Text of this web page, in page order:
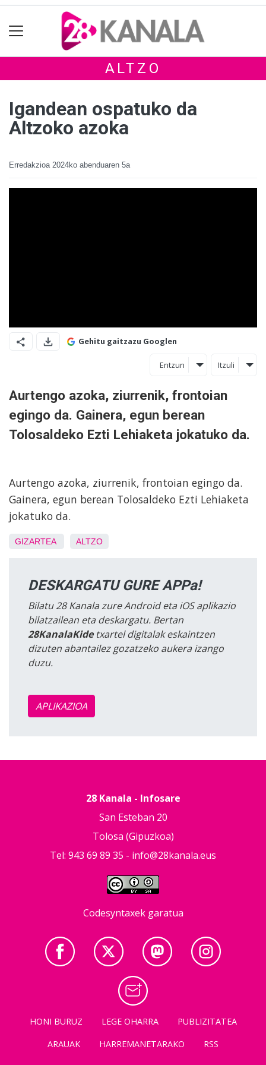
ALTZO
Igandean ospatuko da
Altzoko azoka
Erredakzioa 2024ko abenduaren 5a
Gehitu gaitzazu Googlen
Entzun Itzuli
Aurtengo azoka, ziurrenik, frontoian
egingo da. Gainera, egun berean
Tolosaldeko Ezti Lehiaketa jokatuko da.
Aurtengo azoka, ziurrenik, frontoian egingo da.
Gainera, egun berean Tolosaldeko Ezti Lehiaketa
jokatuko da.
GIZARTEA ALTZO
DESKARGATU GURE APPa!
Bilatu 28 Kanala zure Android eta iOS aplikazio
bilatzailean eta deskargatu. Bertan
28KanalaKidetxartel digitalak eskaintzen
dizuten abantailez gozatzeko aukera izango
duzu.
APLIKAZIOA
28 Kanala - Infosare
San Esteban 20
Tolosa (Gipuzkoa)
Tel: 943 69 89 35 - info@28kanala.eus
Codesyntaxek garatua
HONI BURUZ LEGE OHARRA
PUBLIZITATEA
ARAUAK
HARREMANETARAKO RSS